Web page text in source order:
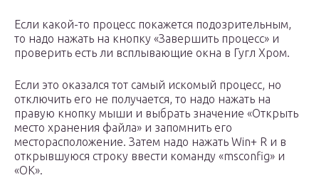
Если какой-то процесс покажется подозрительным,
то надо нажать на кнопку «Завершить процесс» и
проверить есть ли всплывающие окна в Гугл Хром.
Если это оказался тот самый искомый процесс, но
отключить его не получается, то надо нажать на
правую кнопку мыши и выбрать значение «Открыть
место хранения файла» и запомнить его
месторасположение. Затем надо нажать Win+ R и в
открывшуюся строку ввести команду «msconfig» и
«ОК».